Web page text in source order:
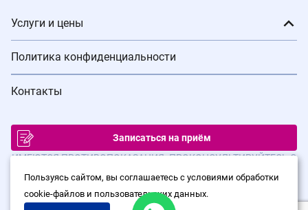
Услуги и цены
Политика конфиденциальности
Контакты
Записаться на приём
ИМЕЮТСЯ ПРОТИВОПОКАЗАНИЯ. ПРОКОНСУЛЬТИРУЙТЕСЬ С
© Сеть клиник лазерной хирургии «Варикоза нет», 2026
Пользуясь сайтом, вы соглашаетесь с условиями обработки
cookie-файлов и пользовательских данных.